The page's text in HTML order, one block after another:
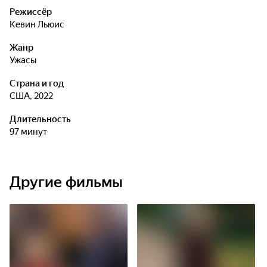
Режиссёр
Кевин Льюис
Жанр
ужасы
Страна и год
США, 2022
Длительность
97 минут
Другие фильмы